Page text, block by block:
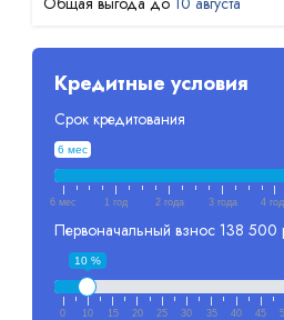
Кредитные условия
Срок кредитования
6 мес
6 мес 1 год 2 года 3 года 4
Первоначальный взнос 138 500
10 %
0 10 15 20 25 30 35 40 45